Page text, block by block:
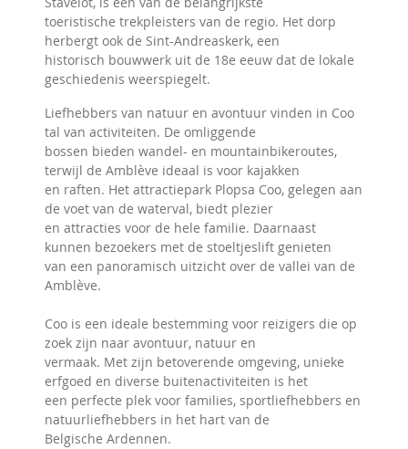
toeristische trekpleisters van de regio. Het dorp
herbergt ook de Sint-Andreaskerk, een
historisch bouwwerk uit de 18e eeuw dat de lokale
geschiedenis weerspiegelt.
Liefhebbers van natuur en avontuur vinden in Coo
tal van activiteiten. De omliggende
bossen bieden wandel- en mountainbikeroutes,
terwijl de Amblève ideaal is voor kajakken
en raften. Het attractiepark Plopsa Coo, gelegen aan
de voet van de waterval, biedt plezier
en attracties voor de hele familie. Daarnaast
kunnen bezoekers met de stoeltjeslift genieten
van een panoramisch uitzicht over de vallei van de
Amblève.
Coo is een ideale bestemming voor reizigers die op
zoek zijn naar avontuur, natuur en
vermaak. Met zijn betoverende omgeving, unieke
erfgoed en diverse buitenactiviteiten is het
een perfecte plek voor families, sportliefhebbers en
natuurliefhebbers in het hart van de
Belgische Ardennen.